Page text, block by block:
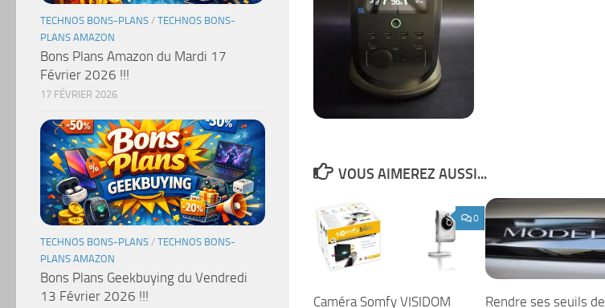
VOUS AIMEREZ AUSSI...
0
Caméra Somfy VISIDOM
Rendre ses seuils de
TECHNOS BONS-PLANS / TECHNOS BONS-
PLANS AMAZON
Bons Plans Amazon du Mardi 17
Février 2026 !!!
17 FÉVRIER 2026
TECHNOS BONS-PLANS / TECHNOS BONS-
PLANS AMAZON
Bons Plans Geekbuying du Vendredi
13 Février 2026 !!!